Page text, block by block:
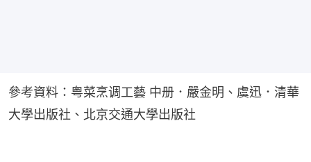
參考資料：粤菜烹调工藝 中册．嚴金明、虞迅．清華
大學出版社、北京交通大學出版社